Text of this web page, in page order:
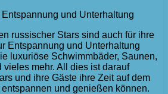
und Unterhaltung
russischer Stars sind auch für ihre
Entspannung und Unterhaltung
luxuriöse Schwimmbäder, Saunen,
vieles mehr. All dies ist darauf
und ihre Gäste ihre Zeit auf dem
und genießen können.